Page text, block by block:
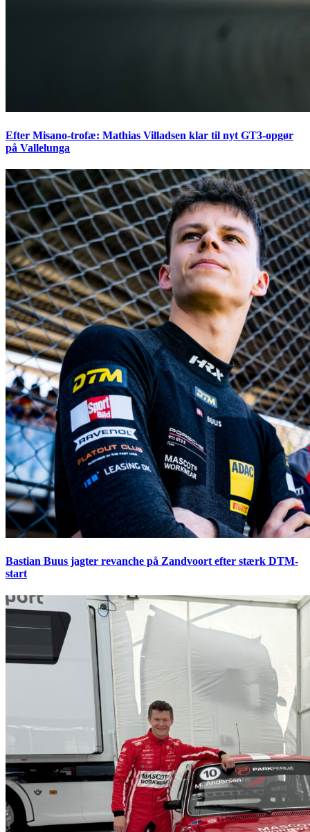
Efter Misano-trofæ: Mathias Villadsen klar til nyt GT3-opgør
på Vallelunga
Bastian Buus jagter revanche på Zandvoort efter stærk DTM-
start